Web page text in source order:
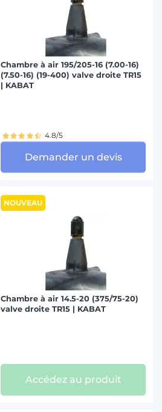
Chambre à air 195/205-16 (7.00-16)
(7.50-16) (19-400) valve droite TR15
| KABAT
4.8/5
Demander un devis
NOUVEAU
Chambre à air 14.5-20 (375/75-20)
valve droite TR15 | KABAT
Accédez au produit